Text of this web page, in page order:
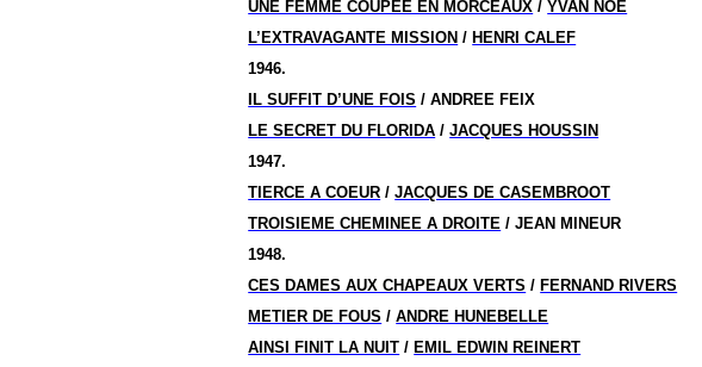
UNE FEMME COUPEE EN MORCEAUX /YVAN NOE
L’EXTRAVAGANTE MISSION / HENRI CALEF
1946.
IL SUFFIT D’UNE FOIS / ANDREE FEIX
LE SECRET DU FLORIDA /JACQUES HOUSSIN
1947.
TIERCE A COEUR /JACQUES DE CASEMBROOT
TROISIEME CHEMINEE A DROITE / JEAN MINEUR
1948.
CES DAMES AUX CHAPEAUX VERTS / FERNAND RIVERS
METIER DE FOUS /ANDRE HUNEBELLE
AINSI FINIT LA NUIT / EMIL EDWIN REINERT